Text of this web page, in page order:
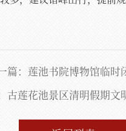
篇：莲池书院博物馆临时
古莲花池景区清明假期文